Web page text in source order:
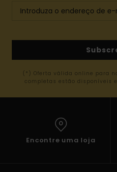
(*) Oferta válida online para
completas estão disponíveis
Encontre uma loja